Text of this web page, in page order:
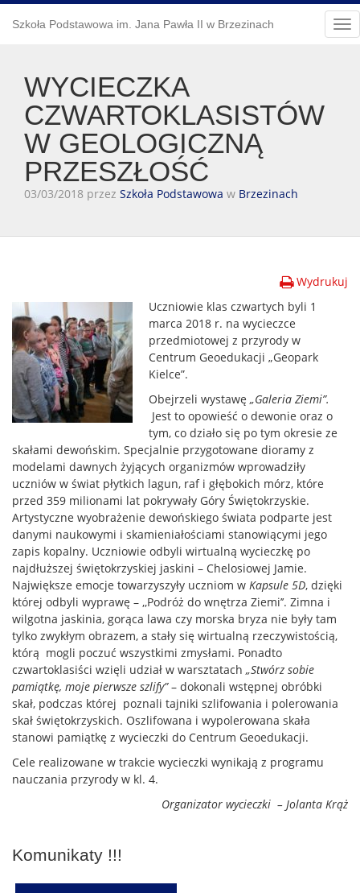
Szkoła Podstawowa im. Jana Pawła II w Brzezinach
WYCIECZKA
CZWARTOKLASISTÓW
W GEOLOGICZNĄ
PRZESZŁOŚĆ
03/03/2018 przez Szkoła Podstawowa w Brzezinach
Wydrukuj
Uczniowie klas czwartych byli 1
marca 2018 r. na wycieczce
przedmiotowej z przyrody w
Centrum Geoedukacji „Geopark
Kielce”.
Obejrzeli wystawę „Galeria Ziemi”.
Jest to opowieść o dewonie oraz o
tym, co działo się po tym okresie ze
skałami dewońskim. Specjalnie przygotowane dioramy z
modelami dawnych żyjących organizmów wprowadziły
uczniów w świat płytkich lagun, raf i głębokich mórz, które
przed 359 milionami lat pokrywały Góry Świętokrzyskie.
Artystyczne wyobrażenie dewońskiego świata podparte jest
danymi naukowymi i skamieniałościami stanowiącymi jego
zapis kopalny. Uczniowie odbyli wirtualną wycieczkę po
najdłuższej świętokrzyskiej jaskini – Chelosiowej Jamie.
Największe emocje towarzyszyły uczniom w Kapsule 5D, dzięki
której odbyli wyprawę – ,,Podróż do wnętrza Ziemi’’. Zimna i
wilgotna jaskinia, gorąca lawa czy morska bryza nie były tam
tylko zwykłym obrazem, a stały się wirtualną rzeczywistością,
którą mogli poczuć wszystkimi zmysłami. Ponadto
czwartoklasiści wzięli udział w warsztatach „Stwórz sobie
pamiątkę, moje pierwsze szlify”– dokonali wstępnej obróbki
skał, podczas której poznali tajniki szlifowania i polerowania
skał świętokrzyskich. Oszlifowana i wypolerowana skała
stanowi pamiątkę z wycieczki do Centrum Geoedukacji.
Cele realizowane w trakcie wycieczki wynikają z programu
nauczania przyrody w kl. 4.
Organizator wycieczki – Jolanta Krąż
Komunikaty !!!